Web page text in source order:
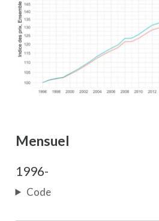
Mensuel
1996-
Code